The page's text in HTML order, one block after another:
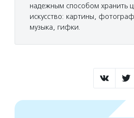
надежным способом хранить
искусство: картины,
музыка, гифки.